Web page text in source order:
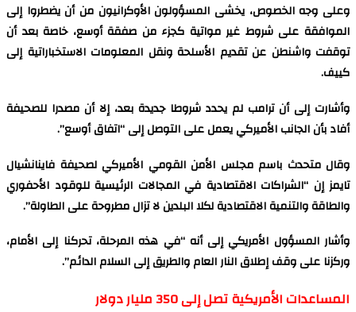
وعلى وجه الخصوص، يخشى المسؤولون الأوكرانيون من أن يضطروا إلى
الموافقة على شروط غير مواتية كجزء من صفقة أوسع، خاصة بعد أن
توقفت واشنطن عن تقديم الأسلحة ونقل المعلومات الاستخباراتية إلى
كييف.
وأشارت إلى أن ترامب لم يحدد شروطا جديدة بعد، إلا أن مصدرا للصحيفة
أفاد بأن الجانب الأميركي يعمل على التوصل إلى “اتفاق أوسع”.
وقال متحدث باسم مجلس الأمن القومي الأميركي لصحيفة فاينانشيال
تايمز إن “الشراكات الاقتصادية في المجالات الرئيسية للوقود الأحفوري
والطاقة والتنمية الاقتصادية لكلا البلدين لا تزال مطروحة على الطاولة”.
وأشار المسؤول الأمريكي إلى أنه “في هذه المرحلة، تحركنا إلى الأمام،
وركزنا على وقف إطلاق النار العام والطريق إلى السلام الدائم”.
المساعدات الأمريكية تصل إلى 350 مليار دولار